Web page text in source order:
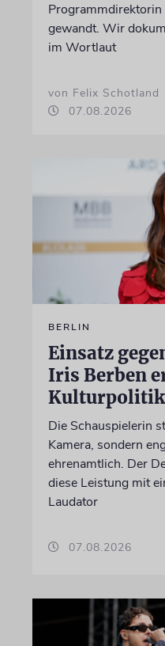
gewandt. Wir
im Wortlaut
von Felix Schotland
07.08.2026
BERLIN
Einsatz
Iris Berben
Die Schauspielerin
Kamera, sondern
ehrenamtlich. Der
diese Leistung mit
Laudator
07.08.2026